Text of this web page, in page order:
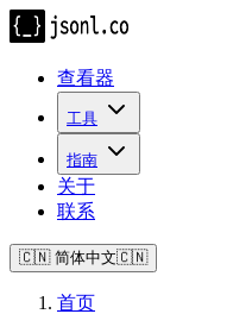
查看器
工具
指南
关于
联系
🇨🇳 简体中文🇨🇳
首页